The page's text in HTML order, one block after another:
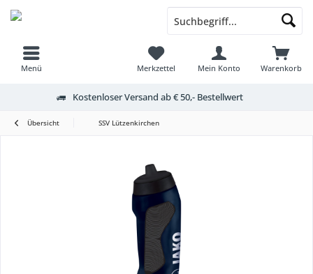
Menü Warenkorb
Merkzettel Mein Konto
Kostenloser Versand ab € 50,- Bestellwert
Übersicht SSV Lützenkirchen